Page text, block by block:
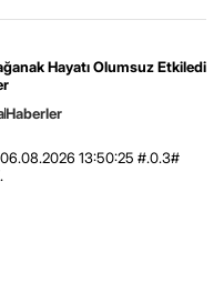
Hayatı Olumsuz Etkiledi
Haberler
06.08.2026 13:50:25 #.0.3#